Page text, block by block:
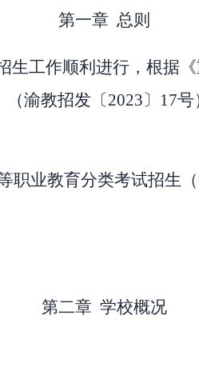
第一章 总则
生工作顺利进行，根据
渝教招发〔2023〕 17号
职业教育分类考试招生
第二章 学校概况